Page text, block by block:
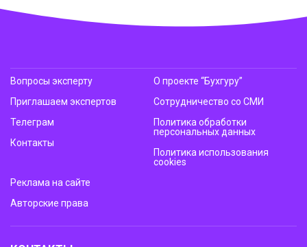
Вопросы эксперту
Приглашаем экспертов
Телеграм
Контакты
О проекте “Бухгуру”
Сотрудничество со СМИ
Политика обработки
персональных данных
Политика использования
cookies
Реклама на сайте
Авторские права